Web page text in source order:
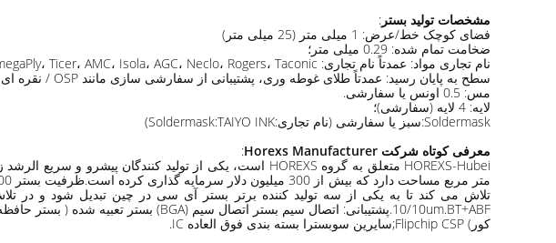
مشخصات تولید بستر :
فضای کوچک خط/عرض: 1 میلی متر (25 میلی متر)
ضخامت تمام شده: 0.29 میلی متر؛
نام تجاری مواد: عمدتاً نام تجاری: SHENGYI، Mitsubishi (BT-FR4)، mitsuiseiki، OhmegaPly، Ticer، AMC، Isola، AGC، Neclo، Rogers، Taconic، سایرین؛
سطح به پایان رسید: عمدتاً طلای غوطه وری، پشتیبانی از سفارشی سازی مانند OSP / نقره ای غوطه ور، قلع، موارد دیگر.
مس: 0.5 اونس یا سفارشی.
لایه: 4 لایه (سفارشی)؛
Soldermask:سبز یا سفارشی (نام تجاری:Soldermask:TAIYO INK)
معرفی کوتاه شرکت Horexs Manufacturer
:
کور) Flipchip CSP;سایرین سوبسترا بسته بندی فوق العاده IC.